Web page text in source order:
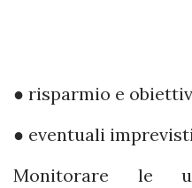
● risparmio e
● eventuali
Monitorare le